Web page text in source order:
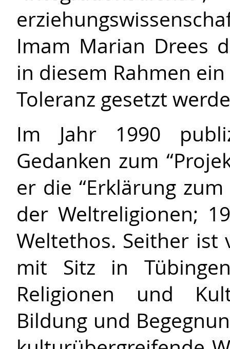
Imam Marian Drees
in diesem Rahmen
Toleranz gesetzt
Im Jahr 1990
Gedanken zum
er die “Erklärung
der Weltreligionen;
Weltethos. Seither ist
mit Sitz in
Religionen und
Bildung und